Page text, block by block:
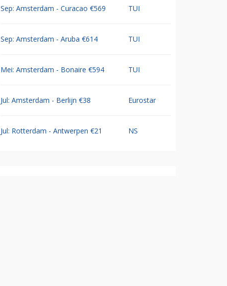
Sep: Amsterdam - Curacao €569 TUI
Sep: Amsterdam - Aruba €614 TUI
Mei: Amsterdam - Bonaire €594 TUI
Jul: Amsterdam - Berlijn €38 Eurostar
Jul: Rotterdam - Antwerpen €21 NS